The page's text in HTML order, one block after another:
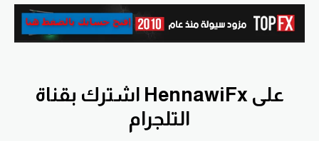
اشترك بقناة HennawiFx على
التلجرام